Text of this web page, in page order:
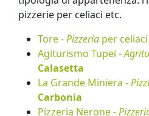
pizzerie per celiaci etc.
Tore -Pizzeria per
Agiturismo Tupei -
Calasetta
La Grande Miniera -
Carbonia
Pizzeria Nerone -